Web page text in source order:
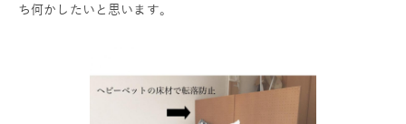
ち何かしたいと思います。